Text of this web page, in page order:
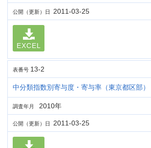
公開（更新）日 2011-03-25
EXCEL
表番号 13-2
中分類指数別寄与度・寄与率（東京都区部）
調査年月 2010年
公開（更新）日 2011-03-25